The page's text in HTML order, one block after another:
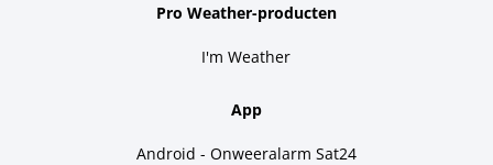
Pro Weather-producten
I'm Weather
App
Android - Onweeralarm Sat24